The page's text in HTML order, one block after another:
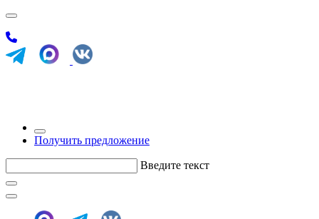
Получить предложение
Введите текст